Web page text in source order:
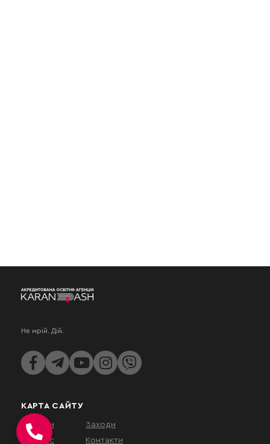
Не мрій. Дій.
КАРТА САЙТУ
Послуги
Про нас
Заходи
Контакти